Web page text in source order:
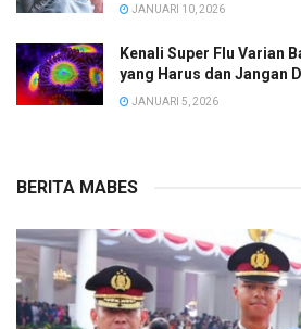
JANUARI 10, 2026
Kenali Super Flu Varian
yang Harus dan Jangan
JANUARI 5, 2026
BERITA MABES